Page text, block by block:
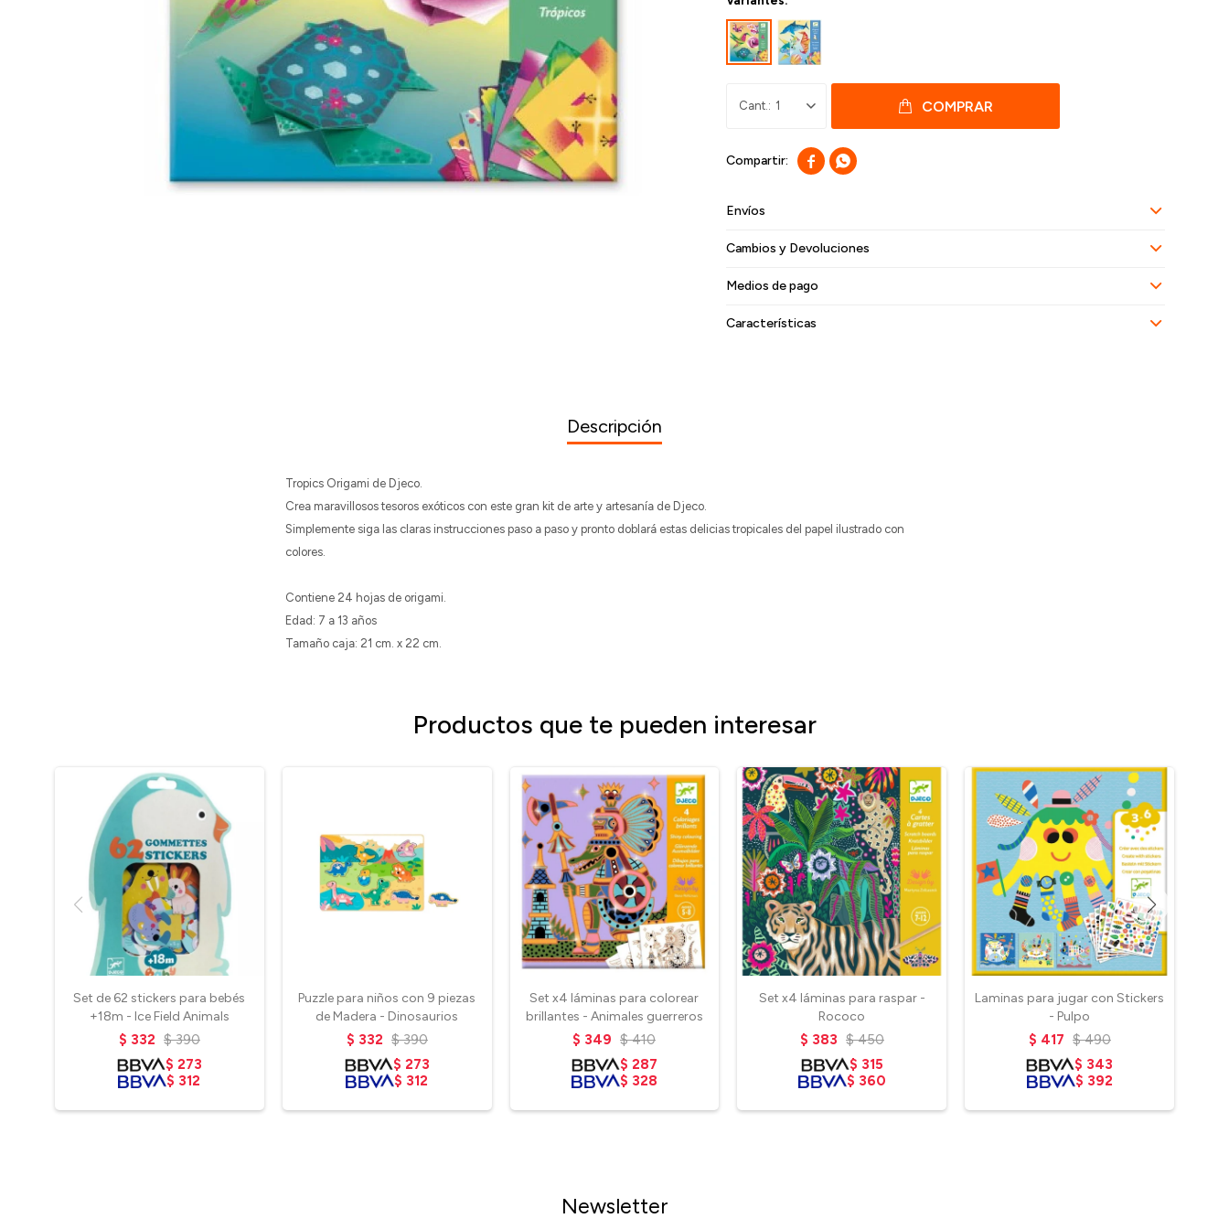
1 COMPRAR
 
Envíos
Cambios y Devoluciones
Medios de pago
Características
Descripción
Tropics Origami de Djeco.
Crea maravillosos tesoros exóticos con este gran kit de arte y artesanía de Djeco.
Simplemente siga las claras instrucciones paso a paso y pronto doblará estas delicias tropicales del papel ilustrado con
colores.
Contiene 24 hojas de origami.
Edad: 7 a 13 años
Tamaño caja: 21 cm. x 22 cm.
Productos que te pueden interesar
Set de 62 stickers para bebés
+18m - Ice Field Animals
$ 332 $ 390
$ 273
$ 312
Puzzle para niños con 9 piezas
de Madera - Dinosaurios
$ 332 $ 390
$ 273
$ 312
Set x4 láminas para colorear
brillantes - Animales guerreros
$ 349 $ 410
$ 287
$ 328
Set x4 láminas para raspar -
Rococo
$ 383 $ 450
$ 315
$ 360
Laminas para jugar con Stickers
- Pulpo
$ 417 $ 490
$ 343
$ 392
Newsletter